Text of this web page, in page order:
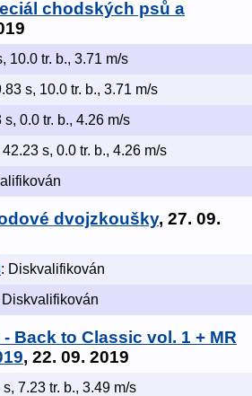
chodských psů a
10.0 tr. b., 3.71 m/s
s, 10.0 tr. b., 3.71 m/s
s, 0.0 tr. b., 4.26 m/s
42.23 s, 0.0 tr. b., 4.26 m/s
dvojzkoušky, 27. 09.
: Diskvalifikován
Diskvalifikován
Back to Classic vol. 1 + MR
, 22. 09. 2019
7.23 tr. b., 3.49 m/s